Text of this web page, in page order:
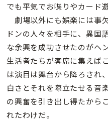
でも平気でお喋りやカード
劇場以外にも娯楽には事
ドンの人々を相手に、異国
な余興を成功させたのがヘ
生活者たちが客席に集えば
は演目は舞台から降ろされ
白さとそれを際立たせる音
の興奮を引き出し得たから
れたわけだ。